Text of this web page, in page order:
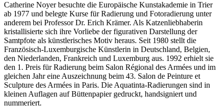
Catherine Noyer besuchte die Europäische Kunstakademie in Trier
ab 1977 und belegte Kurse für Radierung und Fotoradierung unter
anderem bei Professor Dr. Erich Krämer. Als Katzenliebhaberin
kristallisierte sich ihre Vorliebe der figurativen Darstellung der
Samtpfote als künstlerisches Motiv heraus. Seit 1980 stellt die
Französisch-Luxemburgische Künstlerin in Deutschland, Belgien,
den Niederlanden, Frankreich und Luxemburg aus. 1992 erhielt sie
den 1. Preis für Radierung beim Salon Régional des Armées und im
gleichen Jahr eine Auszeichnung beim 43. Salon de Peinture et
Sculpture des Armées in Paris. Die Aquatinta-Radierungen sind in
kleinen Auflagen auf Büttenpapier gedruckt, handsigniert und
nummeriert.